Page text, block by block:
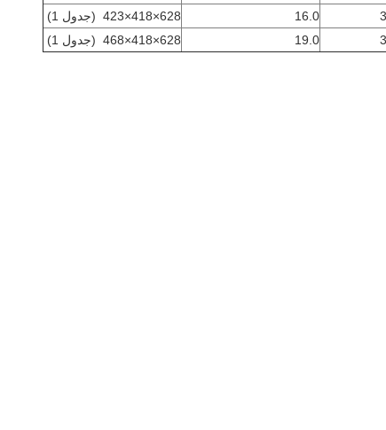
16.0
628×418×423
(جدول 1)
19.0
628×418×468 (جدول 1)